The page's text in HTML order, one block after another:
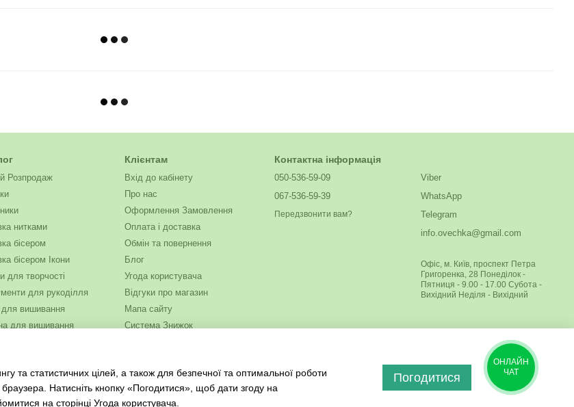
Розпродаж
нитками
бісером
бісером Ікони
для творчості
для рукоділля
для вишивання
для вишивання
для рукоділля
Клієнтам
Вхід до кабінету
Про нас
Оформлення Замовлення
Оплата і доставка
Обмін та повернення
Блог
Угода користувача
Відгуки про магазин
Мапа сайту
Система Знижок
Контактна інформація
050-536-59-09
067-536-59-39
Передзвонити вам?
Viber
WhatsApp
Telegram
info.ovechka@gmail.com
Офіс, м. Київ, проспект Петра
Григоренка, 28 Понеділок -
Пятниця - 9.00 - 17.00 Субота -
Вихідний Неділя - Вихідний
та статистичних цілей, а також для безпечної та оптимальної роботи
Натисніть кнопку «Погодитися», щоб дати згоду на
на сторінці Угода користувача
Погодитися
ОНЛАЙН
ЧАТ